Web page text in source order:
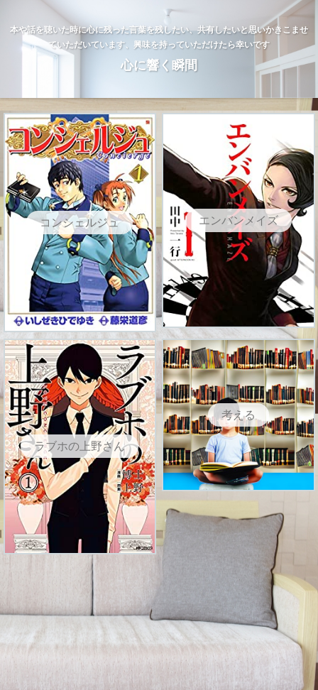
本や話を聴いた時に心に残った言葉を残したい、共有したいと思いかきこませ
ていただいています、興味を持っていただけたら幸いです
心に響く瞬間
コンシェルジュ エンバンメイズ
ラブホの上野さん
考える